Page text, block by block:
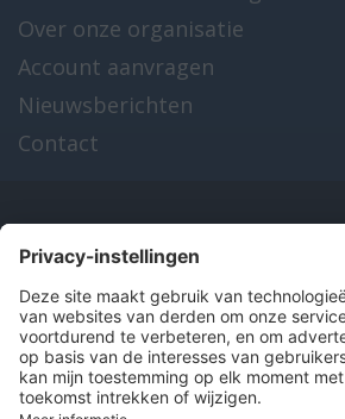
Over onze organisatie
Account aanvragen
Nieuwsberichten
Contact
Onze producten
en diensten
Over Hitma
Algemene voorwaarden